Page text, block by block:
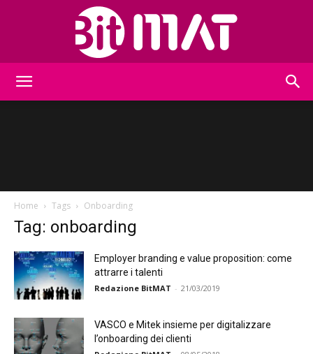
Home Tags Onboarding
Tag: onboarding
Employer branding e value proposition: come
attrarre i talenti
Redazione BitMAT - 21/03/2019
VASCO e Mitek insieme per digitalizzare
l’onboarding dei clienti